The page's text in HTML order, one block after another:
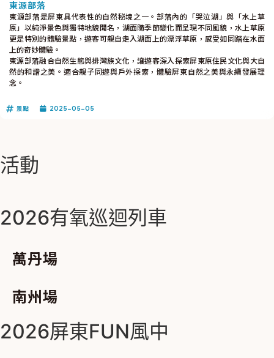
東源部落
東源部落是屏東具代表性的自然秘境之一。部落內的「哭泣湖」與「水上草
原」以純淨景色與獨特地貌聞名，湖面隨季節變化而呈現不同風貌，水上草原
更是特別的體驗景點，遊客可親自走入湖面上的漂浮草原，感受如同踏在水面
上的奇妙體驗。
東源部落融合自然生態與排灣族文化，讓遊客深入探索屏東原住民文化與大自
然的和諧之美。適合親子同遊與戶外探索，體驗屏東自然之美與永續發展理
念。
景點 2025-05-05
活動
2026有氧巡迴列車
萬丹場
南州場
2026屏東FUN風中